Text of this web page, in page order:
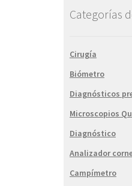
Categorías
Cirugía
Biómetro
Diagnósticos
Microscopios
Diagnóstico
Analizador
Campímetro